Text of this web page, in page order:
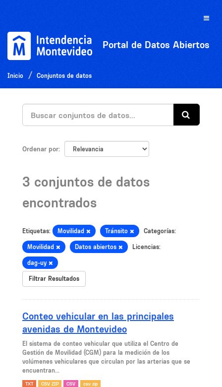
Toggle
Portal de Datos Abiertos
Inicio Conjuntos de datos
Ordenar por
3 conjuntos de datos
encontrados
Etiquetas: Movilidad Tránsito Categorías:
Movilidad Datos abiertos Licencias:
dag-uy
Filtrar Resultados
Conteo vehicular en las principales
avenidas de Montevideo
El sistema de conteo vehicular que utiliza el Centro de
Gestión de Movilidad (CGM) para la medición de los
volúmenes vehiculares que circulan por las arterias que se
encuentran...
TXT CSV ZIP CSV csv zip